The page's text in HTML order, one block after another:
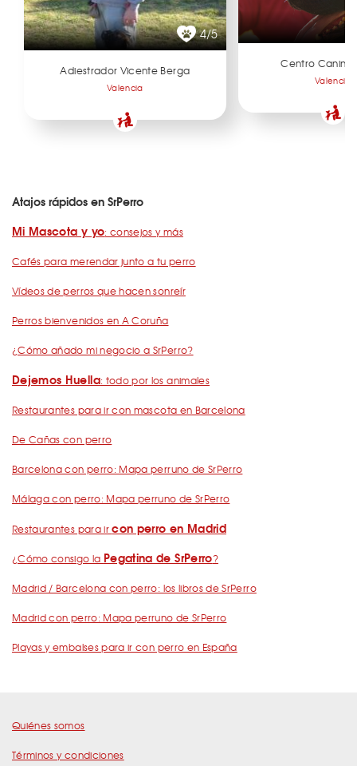
4/5
Adiestrador Vicente Berga
Valencia
Centro Canino
Valencia
Atajos rápidos en SrPerro
Mi Mascota y yo: consejos y más
Cafés para merendar junto a tu perro
Vídeos de perros que hacen sonreír
Perros bienvenidos en A Coruña
¿Cómo añado mi negocio a SrPerro?
Dejemos Huella: todo por los animales
Restaurantes para ir con mascota en Barcelona
De Cañas con perro
Barcelona con perro: Mapa perruno de SrPerro
Málaga con perro: Mapa perruno de SrPerro
Restaurantes para ircon perro en Madrid
¿Cómo consigo la Pegatina de SrPerro?
Madrid / Barcelona con perro: los libros de SrPerro
Madrid con perro: Mapa perruno de SrPerro
Playas y embalses para ir con perro en España
Quiénes somos
Términos y condiciones